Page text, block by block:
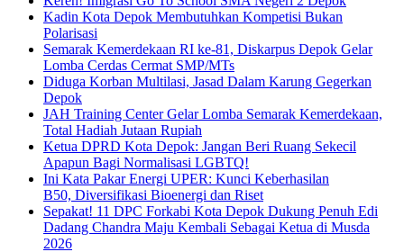
Kadin Kota Depok Membutuhkan Kompetisi Bukan
Polarisasi
Semarak Kemerdekaan RI ke-81, Diskarpus Depok Gelar
Lomba Cerdas Cermat SMP/MTs
Diduga Korban Multilasi, Jasad Dalam Karung Gegerkan
Depok
JAH Training Center Gelar Lomba Semarak Kemerdekaan,
Total Hadiah Jutaan Rupiah
Ketua DPRD Kota Depok: Jangan Beri Ruang Sekecil
Apapun Bagi Normalisasi LGBTQ!
Ini Kata Pakar Energi UPER: Kunci Keberhasilan
B50, Diversifikasi Bioenergi dan Riset
Sepakat! 11 DPC Forkabi Kota Depok Dukung Penuh Edi
Dadang Chandra Maju Kembali Sebagai Ketua di Musda
2026